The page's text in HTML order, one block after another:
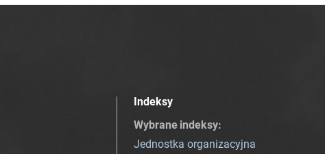
Indeksy
Wybrane indeksy:
Jednostka organizacyjna